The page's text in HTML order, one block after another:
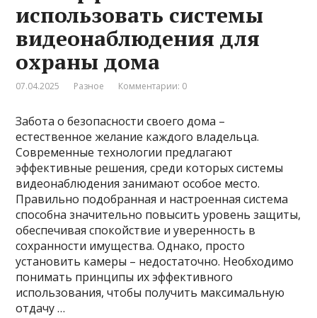
использовать системы
видеонаблюдения для
охраны дома
07.04.2025 Разное Комментарии: 0
Забота о безопасности своего дома –
естественное желание каждого владельца.
Современные технологии предлагают
эффективные решения, среди которых системы
видеонаблюдения занимают особое место.
Правильно подобранная и настроенная система
способна значительно повысить уровень защиты,
обеспечивая спокойствие и уверенность в
сохранности имущества. Однако, просто
установить камеры – недостаточно. Необходимо
понимать принципы их эффективного
использования, чтобы получить максимальную
отдачу …